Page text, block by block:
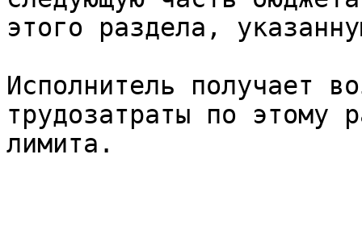
этого раздела,
Исполнитель получает
трудозатраты по этому